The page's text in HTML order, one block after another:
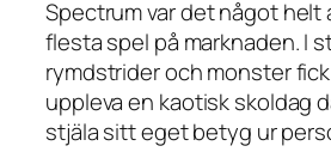
Spectrum var det något helt
flesta spel på marknaden. I
rymdstrider och monster
uppleva en kaotisk skoldag
stjäla sitt eget betyg ur